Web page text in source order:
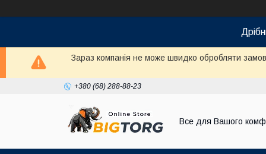
Зараз компанія не може швидко обробляти
+380 (68) 288-88-23
Все для Вашого